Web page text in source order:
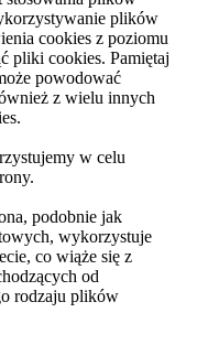
plików
cookies z poziomu
pliki cookies. Pamiętaj
powodować
z wielu innych
w celu
podobnie jak
wykorzystuje
co wiąże się z
od
rodzaju plików